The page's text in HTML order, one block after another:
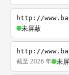
http://
未屏蔽
http://
截至 2026 年 未